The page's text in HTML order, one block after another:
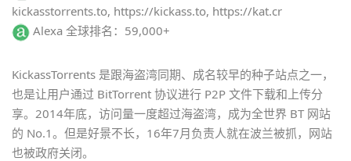
kickasstorrents.to, https://kickass.to, https://kat.cr
Alexa 全球排名：59,000+
KickassTorrents 是跟海盗湾同期、成名较早的种子站点之一，
也是让用户通过 BitTorrent 协议进行 P2P 文件下载和上传分
享。2014年底，访问量一度超过海盗湾，成为全世界 BT 网站
的 No.1。但是好景不长，16年7月负责人就在波兰被抓，网站
也被政府关闭。